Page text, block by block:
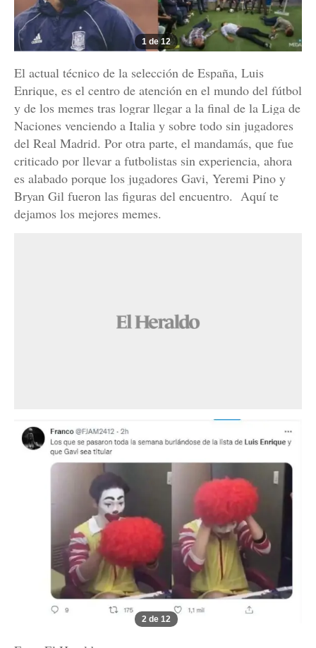
1 de 12
El actual técnico de la selección de España, Luis
Enrique, es el centro de atención en el mundo del fútbol
y de los memes tras lograr llegar a la final de la Liga de
Naciones venciendo a Italia y sobre todo sin jugadores
del Real Madrid. Por otra parte, el mandamás, que fue
criticado por llevar a futbolistas sin experiencia, ahora
es alabado porque los jugadores Gavi, Yeremi Pino y
Bryan Gil fueron las figuras del encuentro. Aquí te
dejamos los mejores memes.
2 de 12